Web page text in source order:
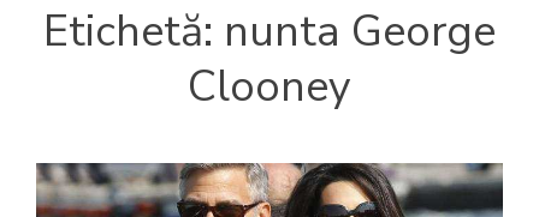
Etichetă: nunta George
Clooney